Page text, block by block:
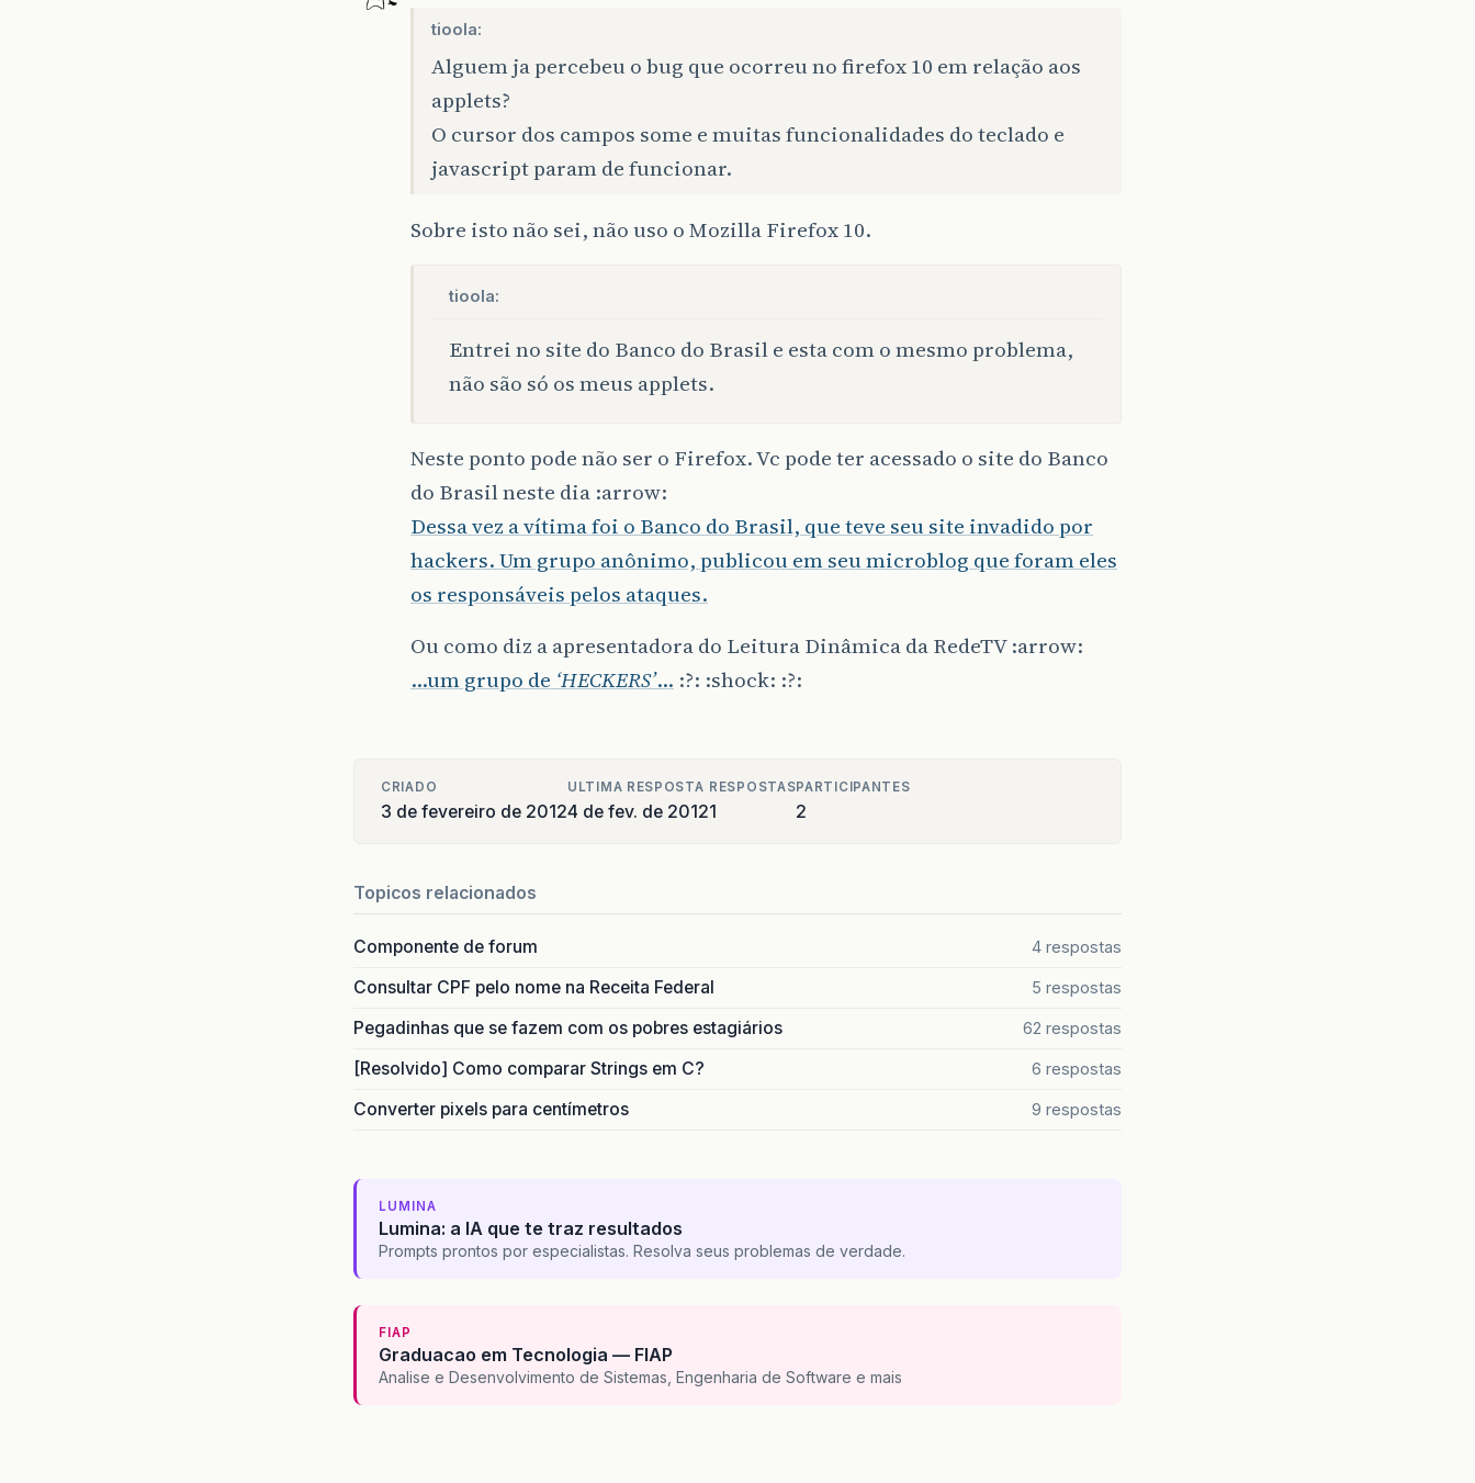
tioola:
Alguem ja percebeu o bug que ocorreu no firefox 10 em relação aos
applets?
O cursor dos campos some e muitas funcionalidades do teclado e
javascript param de funcionar.
Sobre isto não sei, não uso o Mozilla Firefox 10.
tioola:
Entrei no site do Banco do Brasil e esta com o mesmo problema,
não são só os meus applets.
Neste ponto pode não ser o Firefox. Vc pode ter acessado o site do Banco
do Brasil neste dia :arrow:
Dessa vez a vítima foi o Banco do Brasil, que teve seu site invadido por
hackers. Um grupo anônimo, publicou em seu microblog que foram eles
os responsáveis pelos ataques.
Ou como diz a apresentadora do Leitura Dinâmica da RedeTV :arrow:
…um grupo de ‘HECKERS’… :?: :shock: :?:
CRIADO
3 de fevereiro de 2012
ULTIMA RESPOSTA
4 de fev. de 2012
RESPOSTAS
1
PARTICIPANTES
2
Topicos relacionados
Componente de forum 4 respostas
Consultar CPF pelo nome na Receita Federal 5 respostas
Pegadinhas que se fazem com os pobres estagiários 62 respostas
[Resolvido] Como comparar Strings em C? 6 respostas
Converter pixels para centímetros 9 respostas
LUMINA
Lumina: a IA que te traz resultados
Prompts prontos por especialistas. Resolva seus problemas de verdade.
FIAP
Graduacao em Tecnologia — FIAP
Analise e Desenvolvimento de Sistemas, Engenharia de Software e mais